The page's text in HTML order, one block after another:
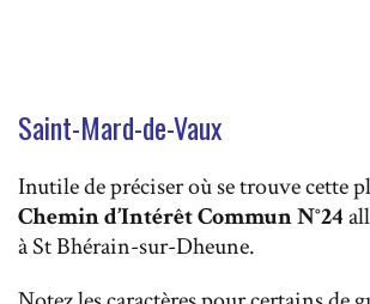
Saint-Mard-de-Vaux
Inutile de préciser où se trouve cette
Chemin d’Intérêt Commun N°24
à St Bhérain-sur-Dheune.